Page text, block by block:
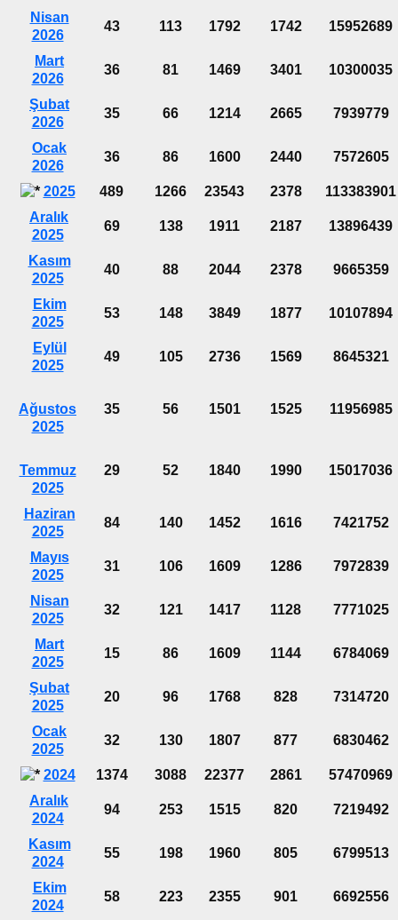
Nisan
2026
43 113 1792 1742 15952689
Mart
2026
36 81 1469 3401 10300035
Şubat
2026
35 66 1214 2665 7939779
Ocak
2026
36 86 1600 2440 7572605
2025 489 1266 23543 2378
113383901
Aralık
2025
69 138 1911 2187 13896439
Kasım
2025
40 88 2044 2378 9665359
Ekim
2025
53 148 3849 1877 10107894
Eylül
2025
49 105 2736 1569 8645321
Ağustos
2025
35 56 1501 1525 11956985
Temmuz
2025
29 52 1840 1990 15017036
Haziran
2025
84 140 1452 1616 7421752
Mayıs
2025
31 106 1609 1286 7972839
Nisan
2025
32 121 1417 1128 7771025
Mart
2025
15 86 1609 1144 6784069
Şubat
2025
20 96 1768 828 7314720
Ocak
2025
32 130 1807 877 6830462
2024 1374 3088 22377 2861
57470969
Aralık
2024
94 253 1515 820 7219492
Kasım
2024
55 198 1960 805 6799513
Ekim
2024
58 223 2355 901 6692556